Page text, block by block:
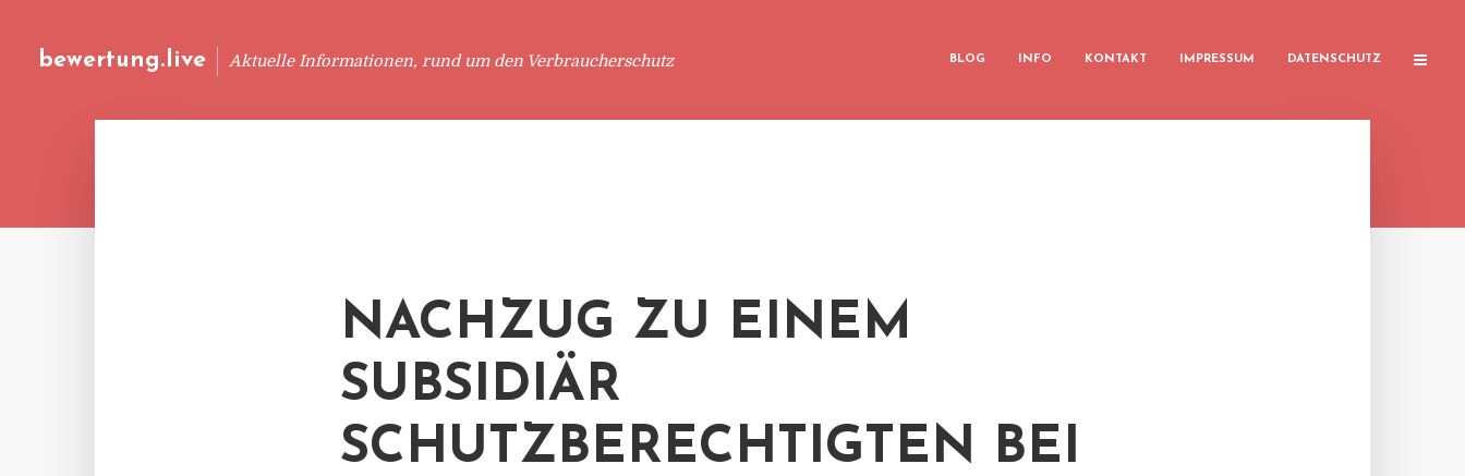
bewertung.live Aktuelle Informationen, rund um den Verbraucherschutz BLOG INFO KONTAKT IMPRESSUM DATENSCHUTZ
NACHZUG ZU EINEM
SUBSIDIÄR
SCHUTZBERECHTIGTEN BEI